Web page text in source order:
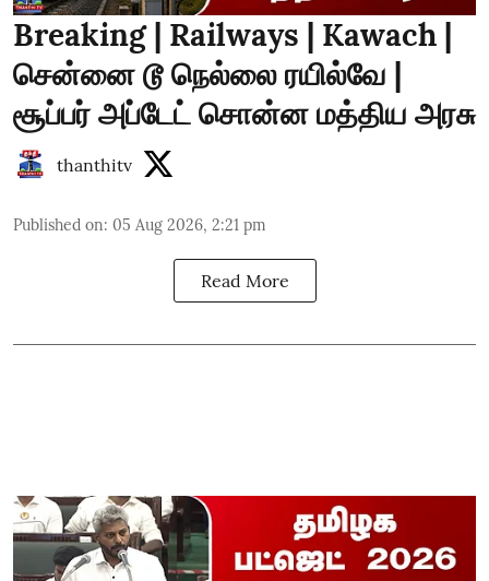
Breaking | Railways | Kawach |
சென்னை டூ நெல்லை ரயில்வே |
சூப்பர் அப்டேட் சொன்ன மத்திய அரசு
thanthitv
Published on: 05 Aug 2026, 2:21 pm
Read More